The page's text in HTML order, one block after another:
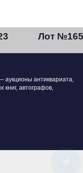
Лот №165
антиквариата,
автографов,